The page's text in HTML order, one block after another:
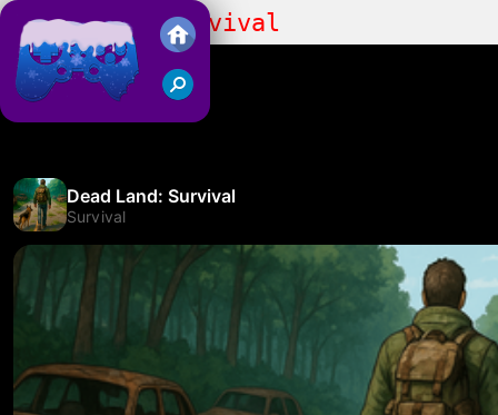
Juegos Friv 2018
Dead Land: Survival